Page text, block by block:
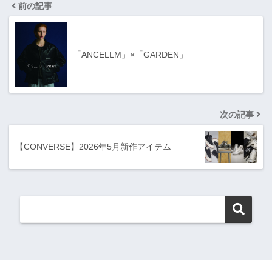
前の記事
「ANCELLM」×「GARDEN」
次の記事
【CONVERSE】2026年5月新作アイテム